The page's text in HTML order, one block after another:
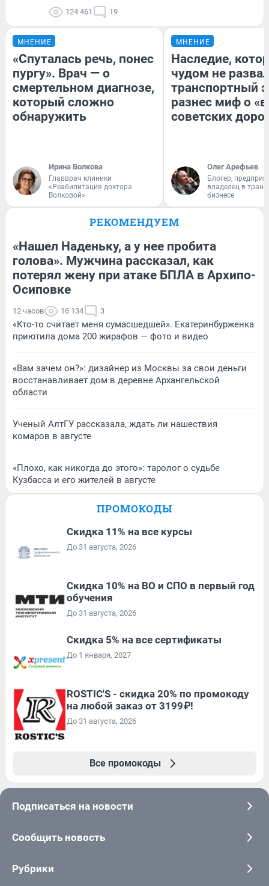
124 461 19
МНЕНИЕ
«Спуталась речь, понес
пургу». Врач — о
смертельном диагнозе,
который сложно
обнаружить
Ирина Волкова
Главврач клиники
«Реабилитация доктора
Волковой»
МНЕНИЕ
Наследие,
чудом не
транспортный
разнес миф о
советских
Олег Арефьев
Блогер,
владелец в
бизнесе
РЕКОМЕНДУЕМ
«Нашел Наденьку, а у нее пробита
голова». Мужчина рассказал, как
потерял жену при атаке БПЛА в Архипо-
Осиповке
12 часов 16 134 3
«Кто-то считает меня сумасшедшей». Екатеринбурженка
приютила дома 200 жирафов — фото и видео
«Вам зачем он?»: дизайнер из Москвы за свои деньги
восстанавливает дом в деревне Архангельской
области
Ученый АлтГУ рассказала, ждать ли нашествия
комаров в августе
«Плохо, как никогда до этого»: таролог о судьбе
Кузбасса и его жителей в августе
ПРОМОКОДЫ
Скидка 11% на все курсы
До 31 августа, 2026
Скидка 10% на ВО и СПО в первый год
обучения
До 31 августа, 2026
Скидка 5% на все сертификаты
До 1 января, 2027
ROSTIC'S - скидка 20% по промокоду
на любой заказ от 3199₽!
До 31 августа, 2026
Все промокоды
Подписаться на новости
Сообщить новость
Рубрики